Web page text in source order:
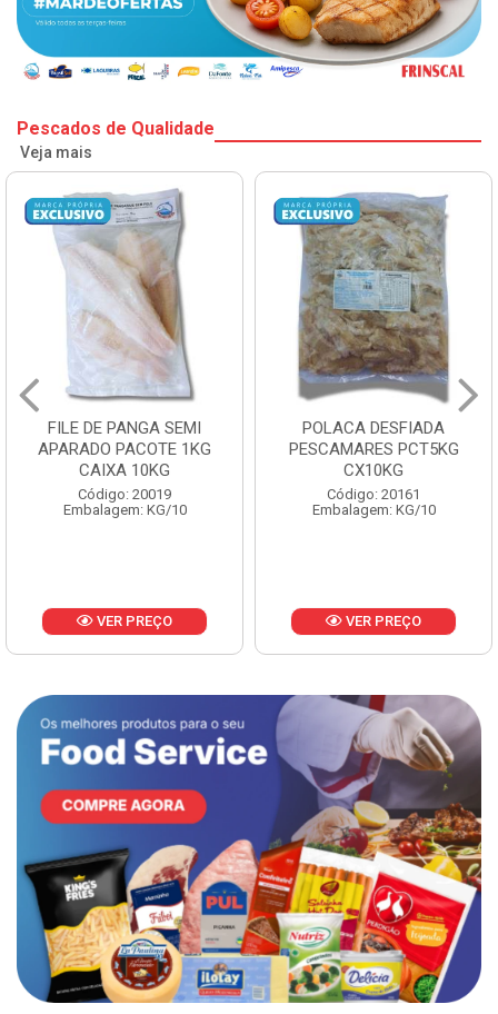
Pescados de Qualidade
Veja mais
FILE DE PANGA SEMI
APARADO PACOTE 1KG
CAIXA 10KG
Código: 20019
Embalagem: KG/10
VER PREÇO
POLACA DESFIADA
PESCAMARES PCT5KG
CX10KG
Código: 20161
Embalagem: KG/10
VER PREÇO